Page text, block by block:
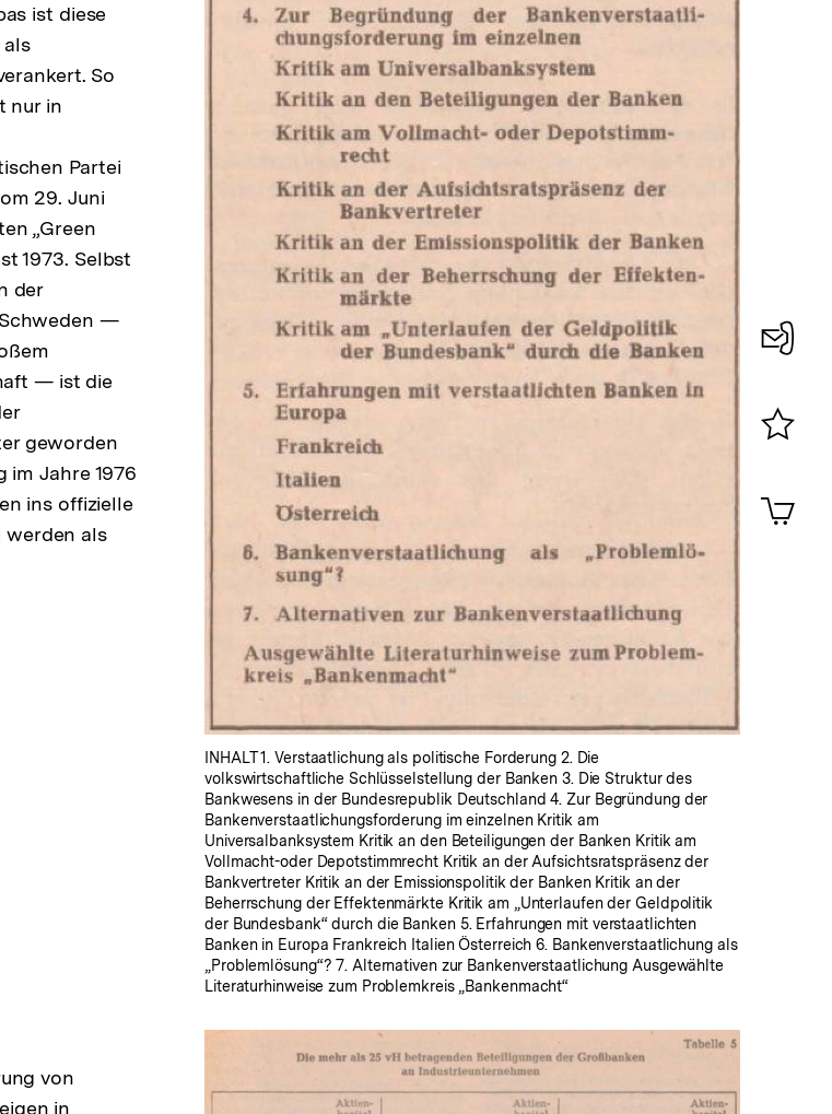
In
Lightbox
INHALT 1. Verstaatlichung als politische Forderung 2. Die
volkswirtschaftliche Schlüsselstellung der Banken 3. Die Struktur des
Bankwesens in der Bundesrepublik Deutschland 4. Zur Begründung der
Bankenverstaatlichungsforderung im einzelnen Kritik am
Universalbanksystem Kritik an den Beteiligungen der Banken Kritik am
Vollmacht-oder Depotstimmrecht Kritik an der Aufsichtsratspräsenz der
Bankvertreter Kritik an der Emissionspolitik der Banken Kritik an der
Beherrschung der Effektenmärkte Kritik am „Unterlaufen der Geldpolitik
der Bundesbank“ durch die Banken 5. Erfahrungen mit verstaatlichten
Banken in Europa Frankreich Italien Österreich 6. Bankenverstaatlichung als
„Problemlösung“? 7. Alternativen zur Bankenverstaatlichung Ausgewählte
Literaturhinweise zum Problemkreis „Bankenmacht“
ist diese
als
So
nur in
Partei
29. Juni
„Green
1973. Selbst
der
—
— ist die
geworden
im Jahre 1976
ins offizielle
werden als
von
in